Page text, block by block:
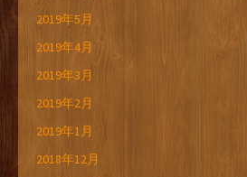
2019年5月
2019年4月
2019年3月
2019年2月
2019年1月
2018年12月